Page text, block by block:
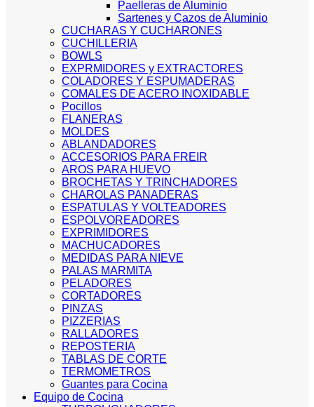
Paelleras de Aluminio
Sartenes y Cazos de Aluminio
CUCHARAS Y CUCHARONES
CUCHILLERIA
BOWLS
EXPRMIDORES y EXTRACTORES
COLADORES Y ESPUMADERAS
COMALES DE ACERO INOXIDABLE
Pocillos
FLANERAS
MOLDES
ABLANDADORES
ACCESORIOS PARA FREIR
AROS PARA HUEVO
BROCHETAS Y TRINCHADORES
CHAROLAS PANADERAS
ESPATULAS Y VOLTEADORES
ESPOLVOREADORES
EXPRIMIDORES
MACHUCADORES
MEDIDAS PARA NIEVE
PALAS MARMITA
PELADORES
CORTADORES
PINZAS
PIZZERIAS
RALLADORES
REPOSTERIA
TABLAS DE CORTE
TERMOMETROS
Guantes para Cocina
Equipo de Cocina